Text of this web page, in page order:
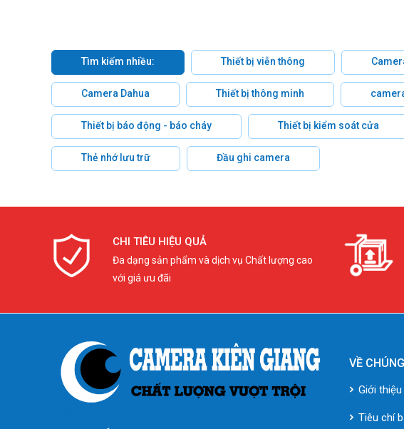
Tìm kiếm nhiều: Thiết bị viễn thông
Camera Dahua Thiết bị thông minh
Thiết bị báo động - báo cháy Thiết bị kiểm soát cửa
Thẻ nhớ lưu trữ Đầu ghi camera
CHI TIÊU HIỆU QUẢ
Đa dạng sản phẩm và dịch vụ Chất lượng cao
với giá ưu đãi
VỀ
Giới
Tiêu chí